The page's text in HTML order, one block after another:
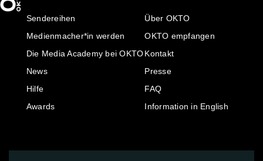
Sendereihen
Medienmacher*in werden
Die Media Academy bei OKTO
News
Hilfe
Awards
Über OKTO
OKTO empfangen
Kontakt
Presse
FAQ
Information in English